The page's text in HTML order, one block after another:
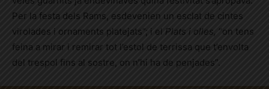
Per la festa dels Rams, esdevenien un esclat de cintes
virolades i ornaments platejats”; i el Plats i olles, “on tens
feina a mirar i remirar tot l’estol de terrissa que t’envolta
del trespol fins al sostre, on n’hi ha de penjades”.